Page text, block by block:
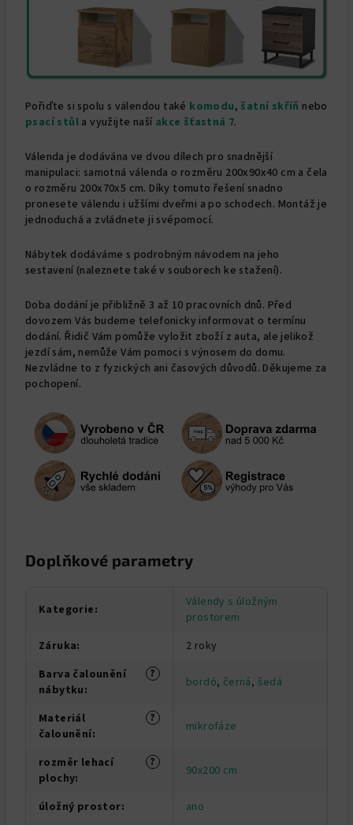
Pořiďte si spolu s válendou také komodu, šatní skříň nebo
psací stůl a využijte naší akce šťastná 7.
Válenda je dodávána ve dvou dílech pro snadnější
manipulaci: samotná válenda o rozměru 200x90x40 cm a čela
o rozměru 200x70x5 cm. Díky tomuto řešení snadno
pronesete válendu i užšími dveřmi a po schodech. Montáž je
jednoduchá a zvládnete ji svépomocí.
Nábytek dodáváme s podrobným návodem na jeho
sestavení (naleznete také v souborech ke stažení).
Doba dodání je přibližně 3 až 10 pracovních dnů. Před
dovozem Vás budeme telefonicky informovat o termínu
dodání. Řidič Vám pomůže vyložit zboží z auta, ale jelikož
jezdí sám, nemůže Vám pomoci s výnosem do domu.
Nezvládne to z fyzických ani časových důvodů. Děkujeme za
pochopení.
Doplňkové parametry
Kategorie:
Válendy s úložným
prostorem
Záruka:
2 roky
?
Barva čalounění
nábytku: bordó, černá, šedá
?
Materiál
čalounění: mikrofáze
?
rozměr lehací
plochy: 90x200 cm
úložný prostor:
ano